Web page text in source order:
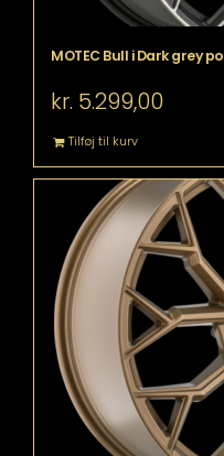
MOTEC Bull i Dark grey
kr. 5.299,00
Tilføj til kurv